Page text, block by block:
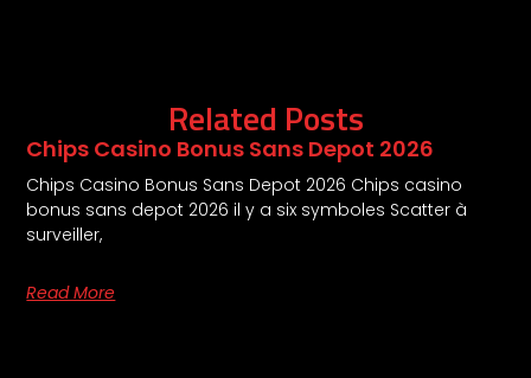
Related Posts
Chips Casino Bonus Sans Depot 2026
Chips Casino Bonus Sans Depot 2026 Chips casino
bonus sans depot 2026 il y a six symboles Scatter à
surveiller,
Read More